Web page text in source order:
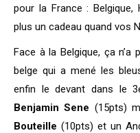
pour la France : Belgique,
plus un cadeau quand vos
Face à la Belgique, ça
belge qui a mené les
enfin le devant dans le
Benjamin Sene (15pts)
Bouteille (10pts) et un